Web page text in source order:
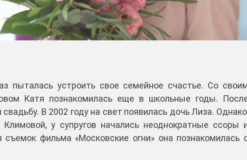
пыталась устроить свое семейное счастье. Со
Катя познакомилась еще в школьные годы.
В 2002 году на свет появилась дочь Лиза.
у супругов начались неоднократные ссоры
съемок фильма «Московские огни» она познакомилась